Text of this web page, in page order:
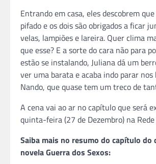
Entrando em casa, eles descobrem
pifado e os dois são obrigados a ficar
velas, lampiões e lareira. Quer clima
que esse? E a sorte do cara não para
estão se instalando, Juliana dá um
ver uma barata e acaba indo parar nos
Nando, que quase tem um treco de
A cena vai ao ar no capítulo que será
quinta-feira (27 de Dezembro) na Rede
Saiba mais no resumo do capítulo do
novela Guerra dos Sexos: